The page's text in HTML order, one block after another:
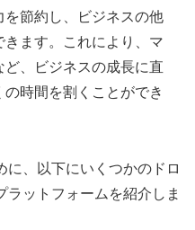
節約し、ビジネスの他
ます。これにより、マ
、ビジネスの成長に直
時間を割くことができ
に、以下にいくつかのドロ
ラットフォームを紹介しま